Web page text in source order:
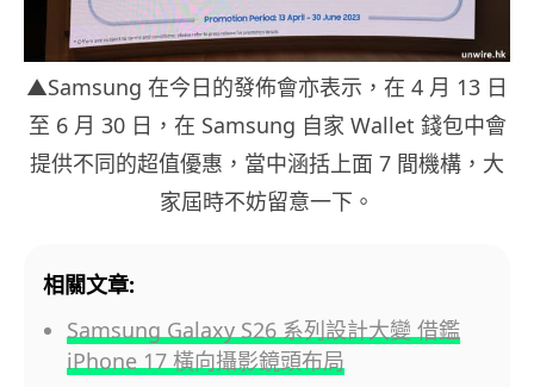
▲Samsung 在今日的發佈會亦表示，在 4 月 13 日
至 6 月 30 日，在 Samsung 自家 Wallet 錢包中會
提供不同的超值優惠，當中涵括上面 7 間機構，大
家屆時不妨留意一下。
相關文章:
Samsung Galaxy S26 系列設計大變 借鑑
iPhone 17 橫向攝影鏡頭布局